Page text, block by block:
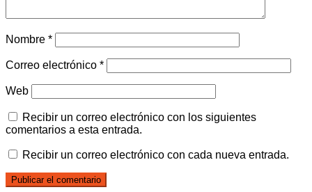
Nombre *
Correo electrónico *
Web
Recibir un correo electrónico con los siguientes
comentarios a esta entrada.
Recibir un correo electrónico con cada nueva entrada.